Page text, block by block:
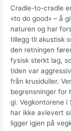
Cradle-to-cradle
«to do good» – å
naturen og har
tillegg til akustisk
den retningen
fysisk sterkt lag,
tiden var
från krusiduller.
begrensninger for
gi. Vegkontorene i
har ikke avlevert
ligger igjen på